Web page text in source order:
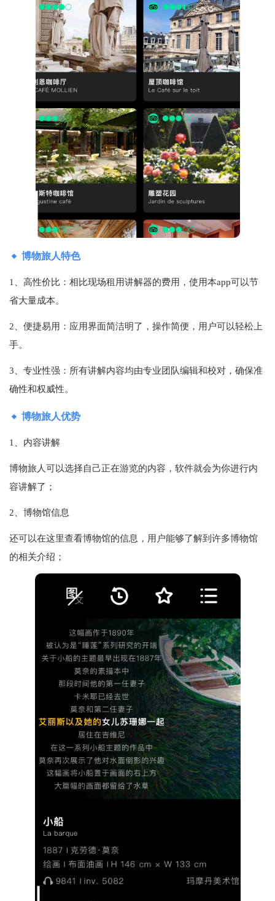
博物旅人特色
1、高性价比：相比现场租用讲解器的费用，使用本app可以节
省大量成本。
2、便捷易用：应用界面简洁明了，操作简便，用户可以轻松上
手。
3、专业性强：所有讲解内容均由专业团队编辑和校对，确保准
确性和权威性。
博物旅人优势
1、内容讲解
博物旅人可以选择自己正在游览的内容，软件就会为你进行内
容讲解了；
2、博物馆信息
还可以在这里查看博物馆的信息，用户能够了解到许多博物馆
的相关介绍；